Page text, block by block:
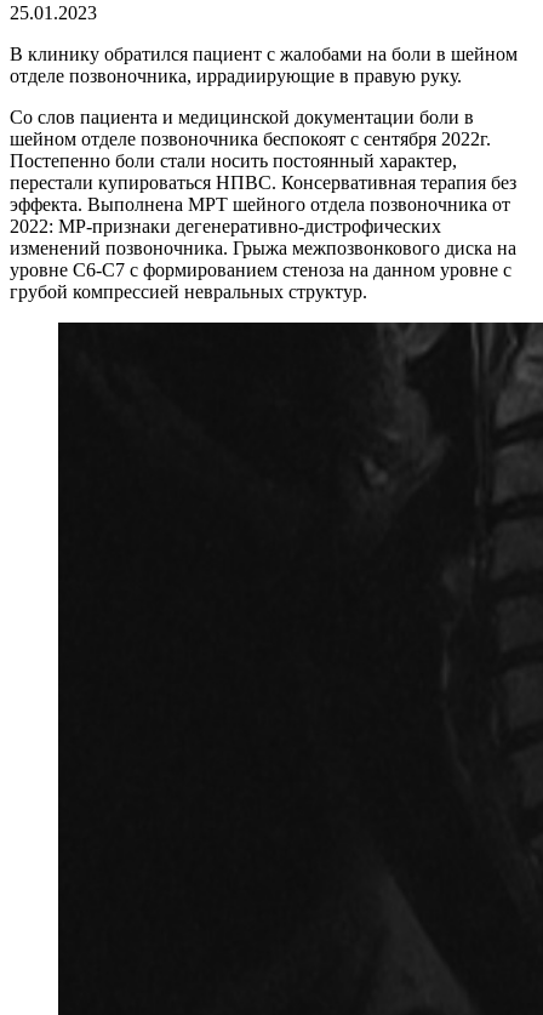
25.01.2023
В клинику обратился пациент с жалобами на боли в шейном
отделе позвоночника, иррадиирующие в правую руку.
Со слов пациента и медицинской документации боли в
шейном отделе позвоночника беспокоят с сентября 2022г.
Постепенно боли стали носить постоянный характер,
перестали купироваться НПВС. Консервативная терапия без
эффекта. Выполнена МРТ шейного отдела позвоночника от
2022: МР-признаки дегенеративно-дистрофических
изменений позвоночника. Грыжа межпозвонкового диска на
уровне C6-C7 с формированием стеноза на данном уровне с
грубой компрессией невральных структур.